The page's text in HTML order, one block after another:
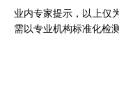
业内专家提示，以上仅
需以专业机构标准化检